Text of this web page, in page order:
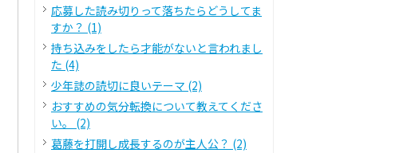
応募した読み切りって落ちたらどうしてま
すか？ (1)
持ち込みをしたら才能がないと言われまし
た (4)
少年誌の読切に良いテーマ (2)
おすすめの気分転換について教えてくださ
い。 (2)
葛藤を打開し成長するのが主人公？ (2)